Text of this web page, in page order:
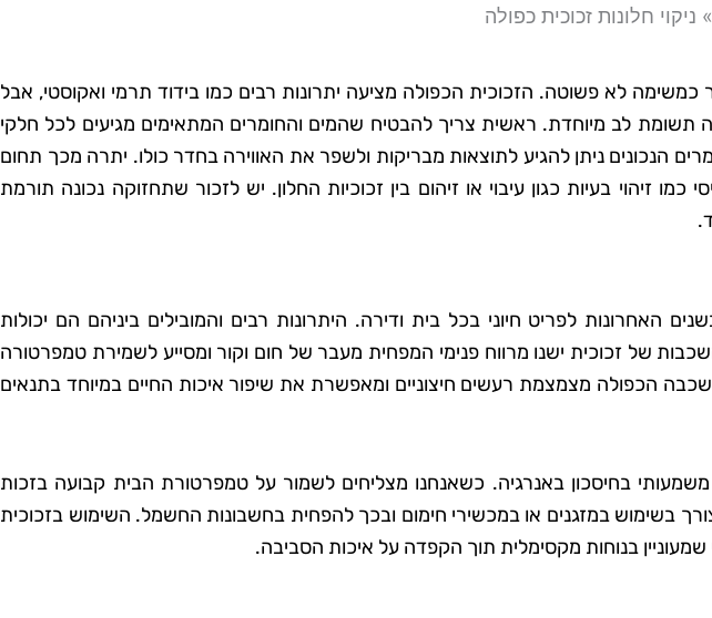
» ניקוי חלונות זכוכית כפולה
כמשימה לא פשוטה. הזכוכית הכפולה מציעה יתרונות רבים כמו בידוד תרמי ואקוסטי, אבל
תשומת לב מיוחדת. ראשית צריך להבטיח שהמים והחומרים המתאימים מגיעים לכל חלקי
הנכונים ניתן להגיע לתוצאות מבריקות ולשפר את האווירה בחדר כולו. יתרה מכך תחום
כמו זיהוי בעיות כגון עיבוי או זיהום בין זכוכיות החלון. יש לזכור שתחזוקה נכונה תורמת
האחרונות לפריט חיוני בכל בית ודירה. היתרונות רבים והמובילים ביניהם הם יכולות
של זכוכית ישנו מרווח פנימי המפחית מעבר של חום וקור ומסייע לשמירת טמפרטורה
הכפולה מצמצמת רעשים חיצוניים ומאפשרת את שיפור איכות החיים במיוחד בתנאים
בחיסכון באנרגיה. כשאנחנו מצליחים לשמור על טמפרטורת הבית קבועה בזכות
בשימוש במזגנים או במכשירי חימום ובכך להפחית בחשבונות החשמל. השימוש בזכוכית
בנוחות מקסימלית תוך הקפדה על איכות הסביבה.